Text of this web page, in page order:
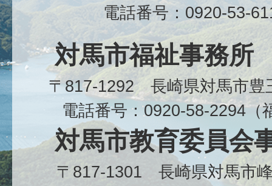
電話番号：0920-53-
対馬市福祉事務所
〒817-1292 長崎県対馬市
電話番号：0920-58-2294（
対馬市教育委員会
〒817-1301 長崎県対馬市